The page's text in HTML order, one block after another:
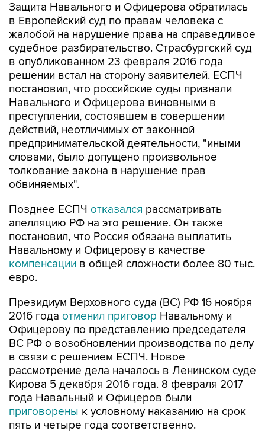
Защита Навального и Офицерова обратилась
в Европейский суд по правам человека с
жалобой на нарушение права на справедливое
судебное разбирательство. Страсбургский суд
в опубликованном 23 февраля 2016 года
решении встал на сторону заявителей. ЕСПЧ
постановил, что российские суды признали
Навального и Офицерова виновными в
преступлении, состоявшем в совершении
действий, неотличимых от законной
предпринимательской деятельности, "иными
словами, было допущено произвольное
толкование закона в нарушение прав
обвиняемых".
Позднее ЕСПЧ отказался рассматривать
апелляцию РФ на это решение. Он также
постановил, что Россия обязана выплатить
Навальному и Офицерову в качестве
компенсации в общей сложности более 80 тыс.
евро.
Президиум Верховного суда (ВС) РФ 16 ноября
2016 года отменил приговор Навальному и
Офицерову по представлению председателя
ВС РФ о возобновлении производства по делу
в связи с решением ЕСПЧ. Новое
рассмотрение дела началось в Ленинском суде
Кирова 5 декабря 2016 года. 8 февраля 2017
года Навальный и Офицеров были
приговорены к условному наказанию на срок
пять и четыре года соответственно.